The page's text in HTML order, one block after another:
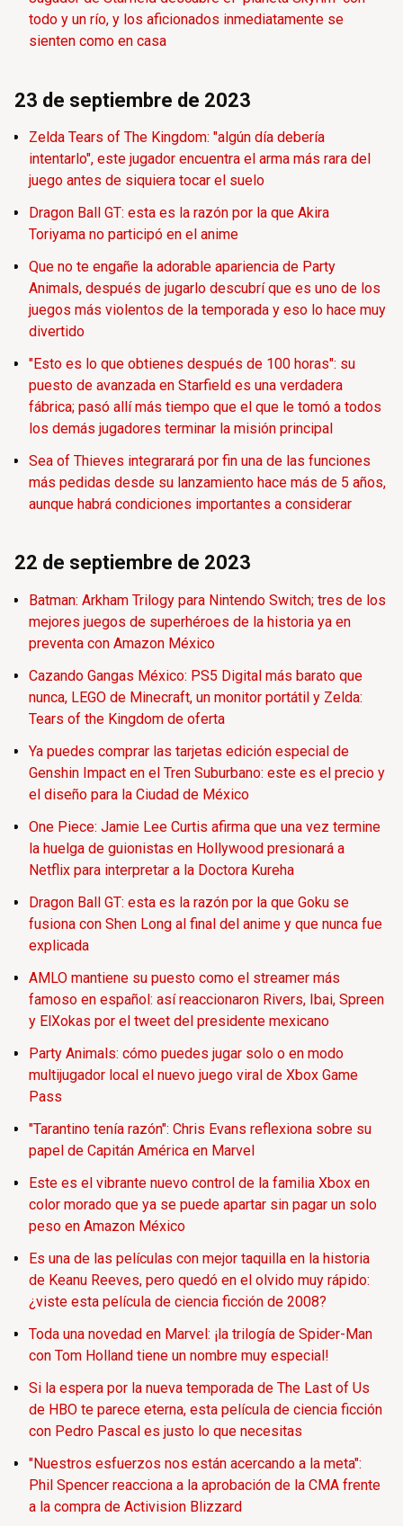
todo y un río, y los aficionados inmediatamente se
sienten como en casa
23 de septiembre de 2023
Zelda Tears of The Kingdom: "algún día debería
intentarlo", este jugador encuentra el arma más rara del
juego antes de siquiera tocar el suelo
Dragon Ball GT: esta es la razón por la que Akira
Toriyama no participó en el anime
Que no te engañe la adorable apariencia de Party
Animals, después de jugarlo descubrí que es uno de los
juegos más violentos de la temporada y eso lo hace muy
divertido
"Esto es lo que obtienes después de 100 horas": su
puesto de avanzada en Starfield es una verdadera
fábrica; pasó allí más tiempo que el que le tomó a todos
los demás jugadores terminar la misión principal
Sea of Thieves integrarará por fin una de las funciones
más pedidas desde su lanzamiento hace más de 5 años,
aunque habrá condiciones importantes a considerar
22 de septiembre de 2023
Batman: Arkham Trilogy para Nintendo Switch; tres de los
mejores juegos de superhéroes de la historia ya en
preventa con Amazon México
Cazando Gangas México: PS5 Digital más barato que
nunca, LEGO de Minecraft, un monitor portátil y Zelda:
Tears of the Kingdom de oferta
Ya puedes comprar las tarjetas edición especial de
Genshin Impact en el Tren Suburbano: este es el precio y
el diseño para la Ciudad de México
One Piece: Jamie Lee Curtis afirma que una vez termine
la huelga de guionistas en Hollywood presionará a
Netflix para interpretar a la Doctora Kureha
Dragon Ball GT: esta es la razón por la que Goku se
fusiona con Shen Long al final del anime y que nunca fue
explicada
AMLO mantiene su puesto como el streamer más
famoso en español: así reaccionaron Rivers, Ibai, Spreen
y ElXokas por el tweet del presidente mexicano
Party Animals: cómo puedes jugar solo o en modo
multijugador local el nuevo juego viral de Xbox Game
Pass
"Tarantino tenía razón": Chris Evans reflexiona sobre su
papel de Capitán América en Marvel
Este es el vibrante nuevo control de la familia Xbox en
color morado que ya se puede apartar sin pagar un solo
peso en Amazon México
Es una de las películas con mejor taquilla en la historia
de Keanu Reeves, pero quedó en el olvido muy rápido:
¿viste esta película de ciencia ficción de 2008?
Toda una novedad en Marvel: ¡la trilogía de Spider-Man
con Tom Holland tiene un nombre muy especial!
Si la espera por la nueva temporada de The Last of Us
de HBO te parece eterna, esta película de ciencia ficción
con Pedro Pascal es justo lo que necesitas
"Nuestros esfuerzos nos están acercando a la meta":
Phil Spencer reacciona a la aprobación de la CMA frente
a la compra de Activision Blizzard